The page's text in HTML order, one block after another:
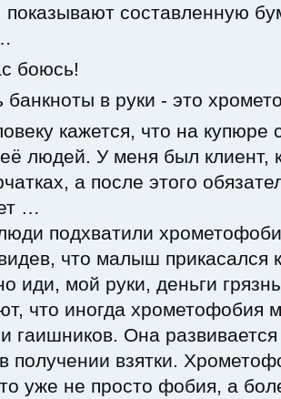
показывают составленную
боюсь!
банкноты в руки - это
кажется, что на купюре
людей. У меня был клиент,
а после этого
…
подхватили
что малыш прикасался
иди, мой руки, деньги
что иногда хрометофобия
гаишников. Она
получении взятки.
уже не просто фобия, а